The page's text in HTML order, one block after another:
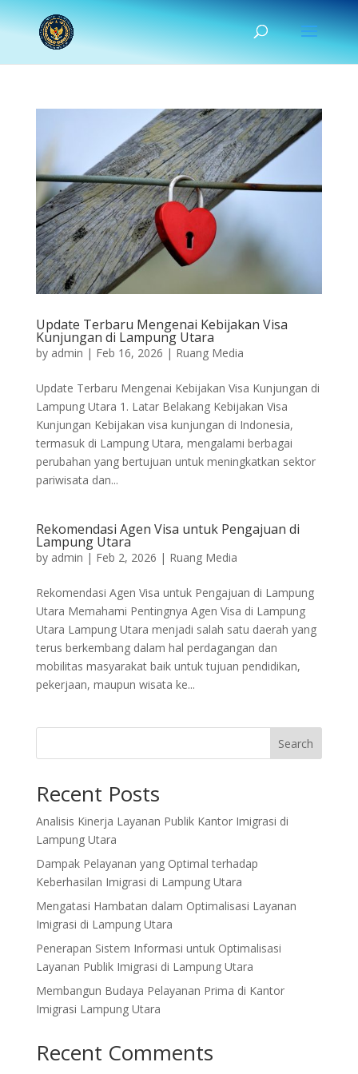
Update Terbaru Mengenai Kebijakan Visa
Kunjungan di Lampung Utara
by admin | Feb 16, 2026 | Ruang Media
Update Terbaru Mengenai Kebijakan Visa Kunjungan di
Lampung Utara 1. Latar Belakang Kebijakan Visa
Kunjungan Kebijakan visa kunjungan di Indonesia,
termasuk di Lampung Utara, mengalami berbagai
perubahan yang bertujuan untuk meningkatkan sektor
pariwisata dan...
Rekomendasi Agen Visa untuk Pengajuan di
Lampung Utara
by admin | Feb 2, 2026 | Ruang Media
Rekomendasi Agen Visa untuk Pengajuan di Lampung
Utara Memahami Pentingnya Agen Visa di Lampung
Utara Lampung Utara menjadi salah satu daerah yang
terus berkembang dalam hal perdagangan dan
mobilitas masyarakat baik untuk tujuan pendidikan,
pekerjaan, maupun wisata ke...
Search
Recent Posts
Analisis Kinerja Layanan Publik Kantor Imigrasi di
Lampung Utara
Dampak Pelayanan yang Optimal terhadap
Keberhasilan Imigrasi di Lampung Utara
Mengatasi Hambatan dalam Optimalisasi Layanan
Imigrasi di Lampung Utara
Penerapan Sistem Informasi untuk Optimalisasi
Layanan Publik Imigrasi di Lampung Utara
Membangun Budaya Pelayanan Prima di Kantor
Imigrasi Lampung Utara
Recent Comments